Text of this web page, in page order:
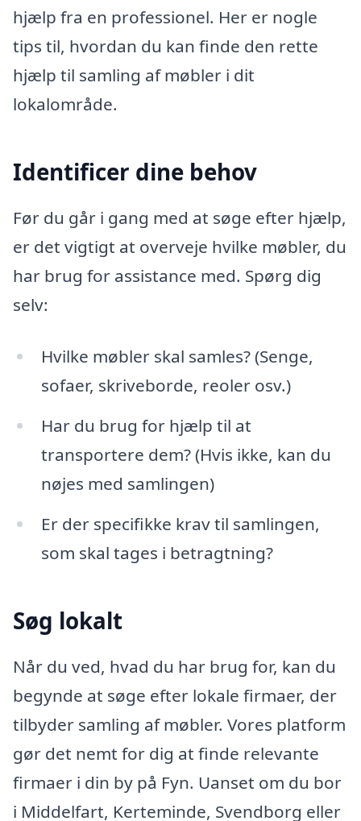
hjælp fra en professionel. Her er nogle
tips til, hvordan du kan finde den rette
hjælp til samling af møbler i dit
lokalområde.
Identificer dine behov
Før du går i gang med at søge efter hjælp,
er det vigtigt at overveje hvilke møbler, du
har brug for assistance med. Spørg dig
selv:
Hvilke møbler skal samles? (Senge,
sofaer, skriveborde, reoler osv.)
Har du brug for hjælp til at
transportere dem? (Hvis ikke, kan du
nøjes med samlingen)
Er der specifikke krav til samlingen,
som skal tages i betragtning?
Søg lokalt
Når du ved, hvad du har brug for, kan du
begynde at søge efter lokale firmaer, der
tilbyder samling af møbler. Vores platform
gør det nemt for dig at finde relevante
firmaer i din by på Fyn. Uanset om du bor
i Middelfart, Kerteminde, Svendborg eller